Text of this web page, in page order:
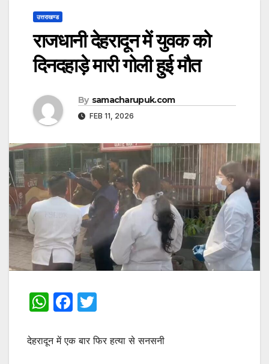
उत्तराखण्ड
राजधानी देहरादून में युवक को
दिनदहाड़े मारी गोली हुई मौत
By samacharupuk.com
FEB 11, 2026
W
at
F
c itt
देहरादून में एक बार फिर हत्या से सनसनी